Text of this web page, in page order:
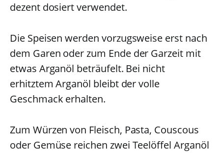
dezent dosiert verwendet.
Die Speisen werden vorzugsweise erst nach
dem Garen oder zum Ende der Garzeit mit
etwas Arganöl beträufelt. Bei nicht
erhitztem Arganöl bleibt der volle
Geschmack erhalten.
Zum Würzen von Fleisch, Pasta, Couscous
oder Gemüse reichen zwei Teelöffel Arganöl